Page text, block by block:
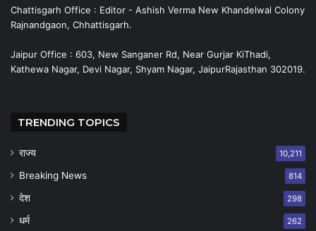
Chattisgarh Office : Editor - Ashish Verma New Khandelwal Colony
Rajnandgaon, Chhattisgarh.
Jaipur Office : 603, New Sanganer Rd, Near Gurjar KiThadi,
Kathewa Nagar, Devi Nagar, Shyam Nagar, JaipurRajasthan 302019.
TRENDING TOPICS
राज्य 10,211
Breaking News 814
देश 298
धर्म 262